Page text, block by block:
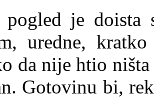
je doista
uredne,
da nije htio
Gotovinu bi,